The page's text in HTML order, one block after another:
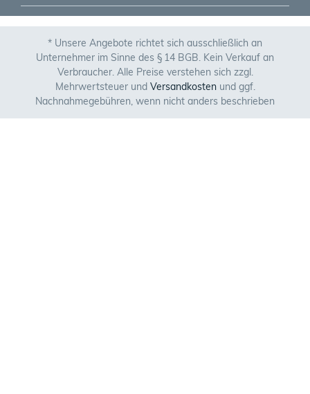
* Unsere Angebote richtet sich ausschließlich an
Unternehmer im Sinne des § 14 BGB. Kein Verkauf an
Verbraucher. Alle Preise verstehen sich zzgl.
Mehrwertsteuer und Versandkostenund ggf.
Nachnahmegebühren, wenn nicht anders beschrieben